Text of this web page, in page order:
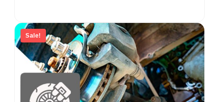
Sale!